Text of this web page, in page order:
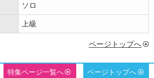
ソロ
上級
ページトップへ
特集ページ一覧へ ページトップへ